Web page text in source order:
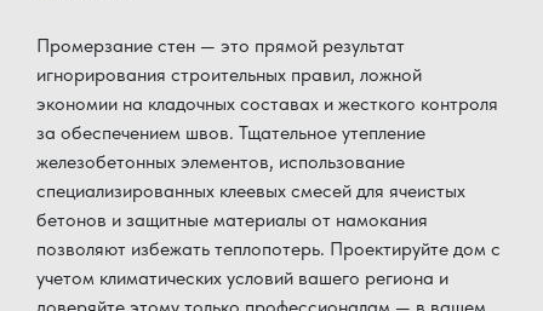
Промерзание стен — это прямой результат
игнорирования строительных правил, ложной
экономии на кладочных составах и жесткого контроля
за обеспечением швов. Тщательное утепление
железобетонных элементов, использование
специализированных клеевых смесей для ячеистых
бетонов и защитные материалы от намокания
позволяют избежать теплопотерь. Проектируйте дом с
учетом климатических условий вашего региона и
доверяйте этому только профессионалам — в вашем